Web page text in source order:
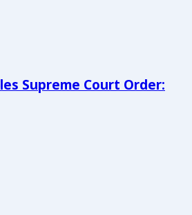
Supreme Court Order: